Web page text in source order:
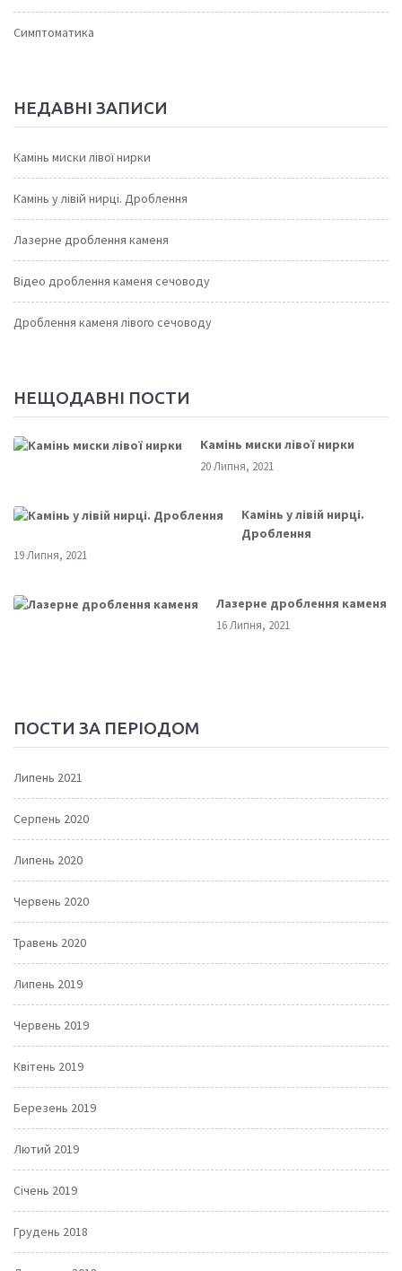
Симптоматика
НЕДАВНІ ЗАПИСИ
Камінь миски лівої нирки
Камінь у лівій нирці. Дроблення
Лазерне дроблення каменя
Відео дроблення каменя сечоводу
Дроблення каменя лівого сечоводу
НЕЩОДАВНІ ПОСТИ
Камінь миски лівої нирки
20 Липня, 2021
Камінь у лівій нирці.
Дроблення
19 Липня, 2021
Лазерне дроблення каменя
16 Липня, 2021
ПОСТИ ЗА ПЕРІОДОМ
Липень 2021
Серпень 2020
Липень 2020
Червень 2020
Травень 2020
Липень 2019
Червень 2019
Квітень 2019
Березень 2019
Лютий 2019
Січень 2019
Грудень 2018